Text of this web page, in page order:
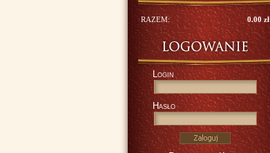
RAZEM: 0.00 zł
Login
Hasło